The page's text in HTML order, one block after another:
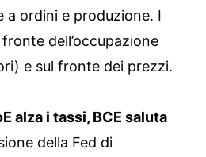
a ordini e produzione. I
dell’occupazione
e sul fronte dei prezzi.
alza i tassi, BCE saluta
della Fed di